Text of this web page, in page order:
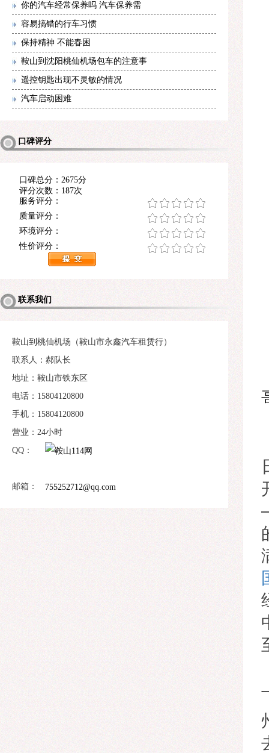
你的汽车经常保养吗 汽车保养需
容易搞错的行车习惯
保持精神 不能春困
鞍山到沈阳桃仙机场包车的注意事
遥控钥匙出现不灵敏的情况
汽车启动困难
口碑评分
口碑总分：2675分
评分次数：187次
服务评分：
质量评分：
环境评分：
性价评分：
联系我们
鞍山到桃仙机场（鞍山市永鑫汽车租赁行）
联系人：郝队长
地址：鞍山市铁东区
电话：15804120800
手机：15804120800
营业：24小时
QQ：
邮箱： 755252712@qq.com